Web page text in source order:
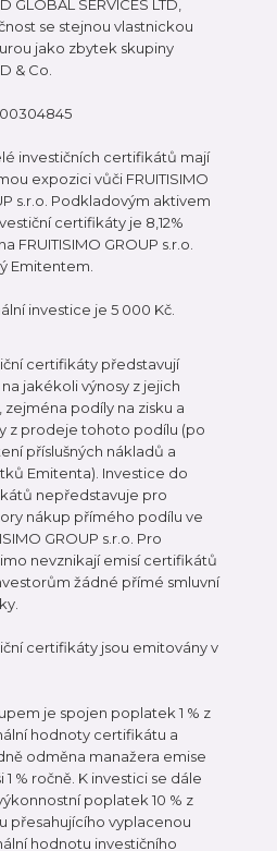
GLOBAL SERVICES LTD,
se stejnou vlastnickou
jako zbytek skupiny
& Co.
investičních certifikátů mají
expozici vůči FRUITISIMO
s.r.o. Podkladovým aktivem
certifikáty je 8,12%
FRUITISIMO GROUP s.r.o.
Emitentem.
investice je 5 000 Kč.
certifikáty představují
jakékoli výnosy z jejich
zejména podíly na zisku a
z prodeje tohoto podílu (po
příslušných nákladů a
Emitenta). Investice do
nepředstavuje pro
nákup přímého podílu ve
GROUP s.r.o. Pro
nevznikají emisí certifikátů
žádné přímé smluvní
certifikáty jsou emitovány v
je spojen poplatek 1 % z
hodnoty certifikátu a
odměna manažera emise
1 % ročně. K investici se dále
poplatek 10 % z
přesahujícího vyplacenou
hodnotu investičního